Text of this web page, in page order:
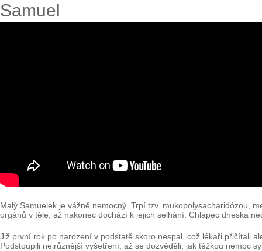
Samuel
Malý Samuelek je vážně nemocný. Trpí tzv. mukopolysacharidózou,
orgánů v těle, až nakonec dochází k jejich selhání. Chlapec dneska
Již první rok po narození v podstatě skoro nespal, což lékaři přičítali
Podstoupili nejrůznější vyšetření, až se dozvěděli, jak těžkou nemoc